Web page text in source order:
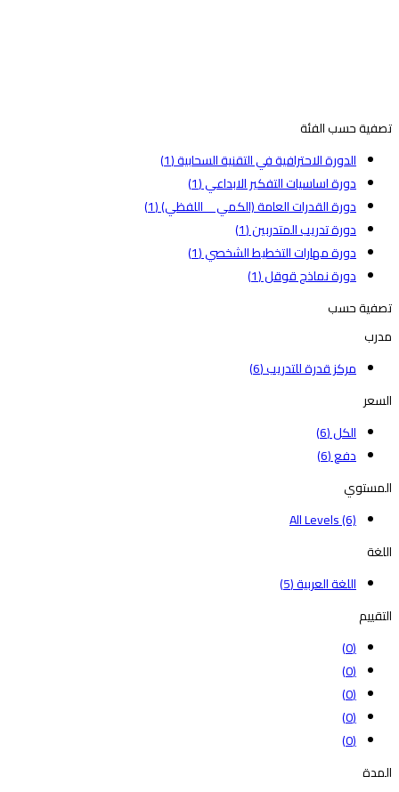
تصفية حسب الفئة
الدورة الاحترافية في التقنية السحابية(1)
دورة اساسيات التفكير الابداعي(1)
دورة القدرات العامة (الكمي _ اللفظي)(1)
دورة تدريب المتدربين(1)
دورة مهارات التخطيط الشخصي(1)
دورة نماذج قوقل(1)
تصفية حسب
مدرب
مركز قدرة للتدريب(6)
السعر
الكل(6)
دفع(6)
المستوي
All Levels(6)
اللغة
اللغة العربية(5)
التقييم
(0)
(0)
(0)
(0)
(0)
المدة